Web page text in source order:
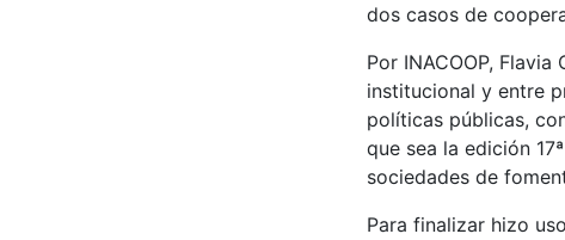
dos casos de
Por INACOOP,
institucional y entre
políticas públicas,
que sea la edición
sociedades de
Para finalizar hizo